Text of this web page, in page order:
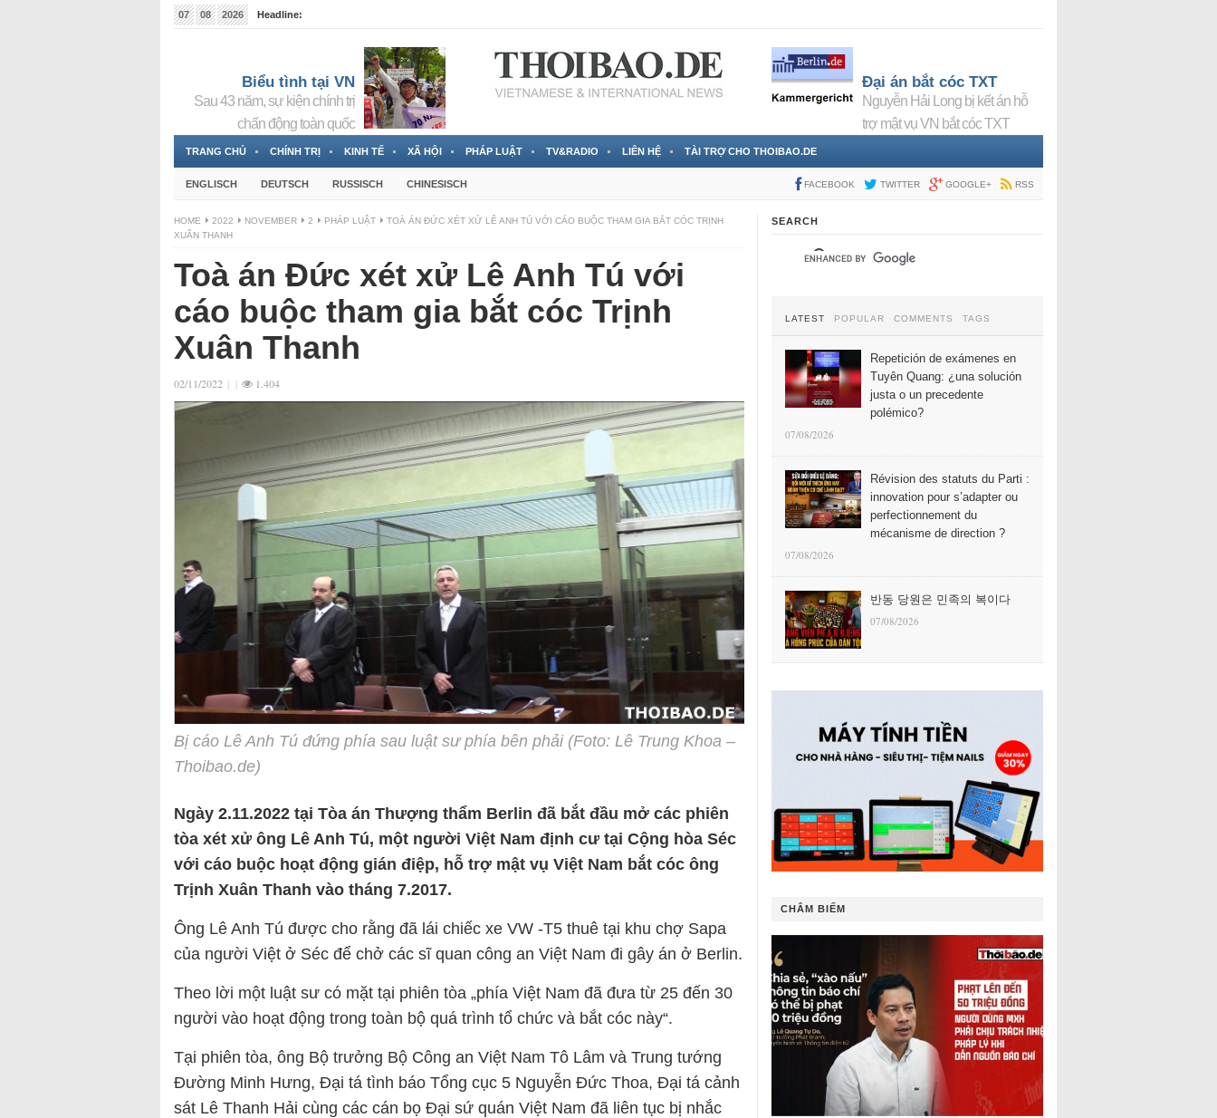
07 08 2026
Headline:
Biểu tình tại VN
Sau 43 năm, sự kiện chính trị
chấn động toàn quốc
Đại án bắt cóc TXT
Nguyễn Hải Long bị kết án hỗ
trợ mật vụ VN bắt cóc TXT
TRANG CHỦ CHÍNH TRỊ KINH TẾ XÃ HỘI PHÁP LUẬT TV&RADIO LIÊN HỆ TÀI TRỢ CHO THOIBAO.DE
ENGLISCH DEUTSCH RUSSISCH CHINESISCH FACEBOOK TWITTER GOOGLE+ RSS
HOME 2022 NOVEMBER 2 PHÁP LUẬT
TOÀ ÁN ĐỨC XÉT XỬ LÊ ANH TÚ VỚI CÁO BUỘC THAM GIA BẮT CÓC TRỊNH
XUÂN THANH
Toà án Đức xét xử Lê Anh Tú với
cáo buộc tham gia bắt cóc Trịnh
Xuân Thanh
02/11/2022 | | 1.404
Bị cáo Lê Anh Tú đứng phía sau luật sư phía bên phải (Foto: Lê Trung Khoa –
Thoibao.de)
Ngày 2.11.2022 tại Tòa án Thượng thẩm Berlin đã bắt đầu mở các phiên
tòa xét xử ông Lê Anh Tú, một người Việt Nam định cư tại Cộng hòa Séc
với cáo buộc hoạt động gián điệp, hỗ trợ mật vụ Việt Nam bắt cóc ông
Trịnh Xuân Thanh vào tháng 7.2017.
Ông Lê Anh Tú được cho rằng đã lái chiếc xe VW -T5 thuê tại khu chợ Sapa
của người Việt ở Séc để chở các sĩ quan công an Việt Nam đi gây án ở Berlin.
Theo lời một luật sư có mặt tại phiên tòa „phía Việt Nam đã đưa từ 25 đến 30
người vào hoạt động trong toàn bộ quá trình tổ chức và bắt cóc này“.
Tại phiên tòa, ông Bộ trưởng Bộ Công an Việt Nam Tô Lâm và Trung tướng
Đường Minh Hưng, Đại tá tình báo Tổng cục 5 Nguyễn Đức Thoa, Đại tá cảnh
sát Lê Thanh Hải cùng các cán bọ Đại sứ quán Việt Nam đã liên tục bị nhắc
SEARCH
LATEST POPULAR COMMENTS TAGS
Repetición de exámenes en
Tuyên Quang: ¿una solución
justa o un precedente
polémico?
07/08/2026
Révision des statuts du Parti :
innovation pour s’adapter ou
perfectionnement du
mécanisme de direction ?
07/08/2026
반동 당원은 민족의 복이다
07/08/2026
CHÂM BIẾM